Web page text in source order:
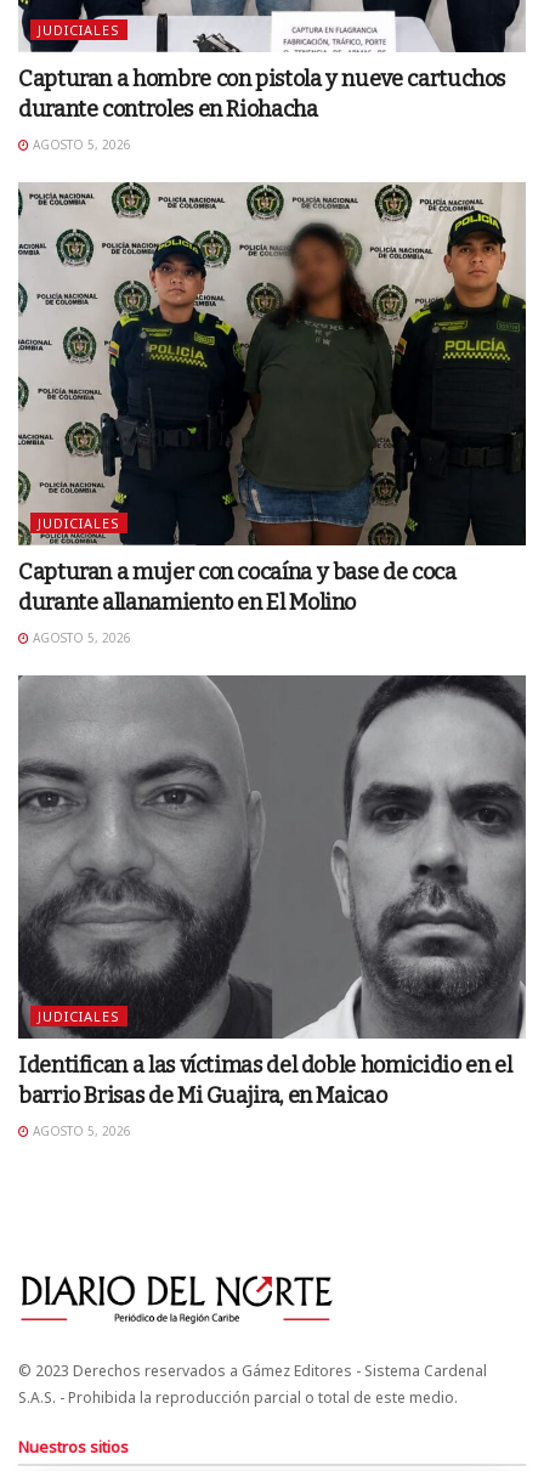
JUDICIALES
Capturan a hombre con pistola y nueve cartuchos
durante controles en Riohacha
AGOSTO 5, 2026
JUDICIALES
Capturan a mujer con cocaína y base de coca
durante allanamiento en El Molino
AGOSTO 5, 2026
JUDICIALES
Identifican a las víctimas del doble homicidio en el
barrio Brisas de Mi Guajira, en Maicao
AGOSTO 5, 2026
© 2023 Derechos reservados a Gámez Editores - Sistema Cardenal
S.A.S. - Prohibida la reproducción parcial o total de este medio.
Nuestros sitios